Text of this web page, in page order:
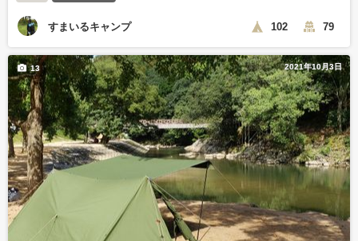
すまいるキャンプ 102 79
2021年10月3日
13